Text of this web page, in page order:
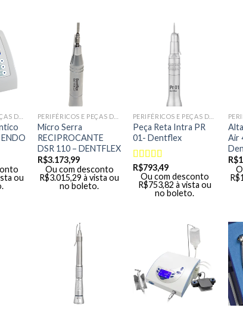
ou
Micro Serra
RECIPROCANTE
DSR 110 – DENTFLEX
R$3.173,99
Ou com desconto
R$3.015,29 à vista ou
no boleto.
Peça Reta Intra PR
01- Dentflex
Avaliação
5.00de 5
R$793,49
Ou com desconto
R$753,82 à vista ou
no boleto.
Air
R$
R$